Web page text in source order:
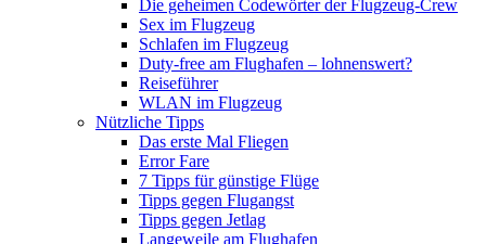
Die geheimen Codewörter der Flugzeug-Crew
Sex im Flugzeug
Schlafen im Flugzeug
Duty-free am Flughafen – lohnenswert?
Reiseführer
WLAN im Flugzeug
Nützliche Tipps
Das erste Mal Fliegen
Error Fare
7 Tipps für günstige Flüge
Tipps gegen Flugangst
Tipps gegen Jetlag
Langeweile am Flughafen